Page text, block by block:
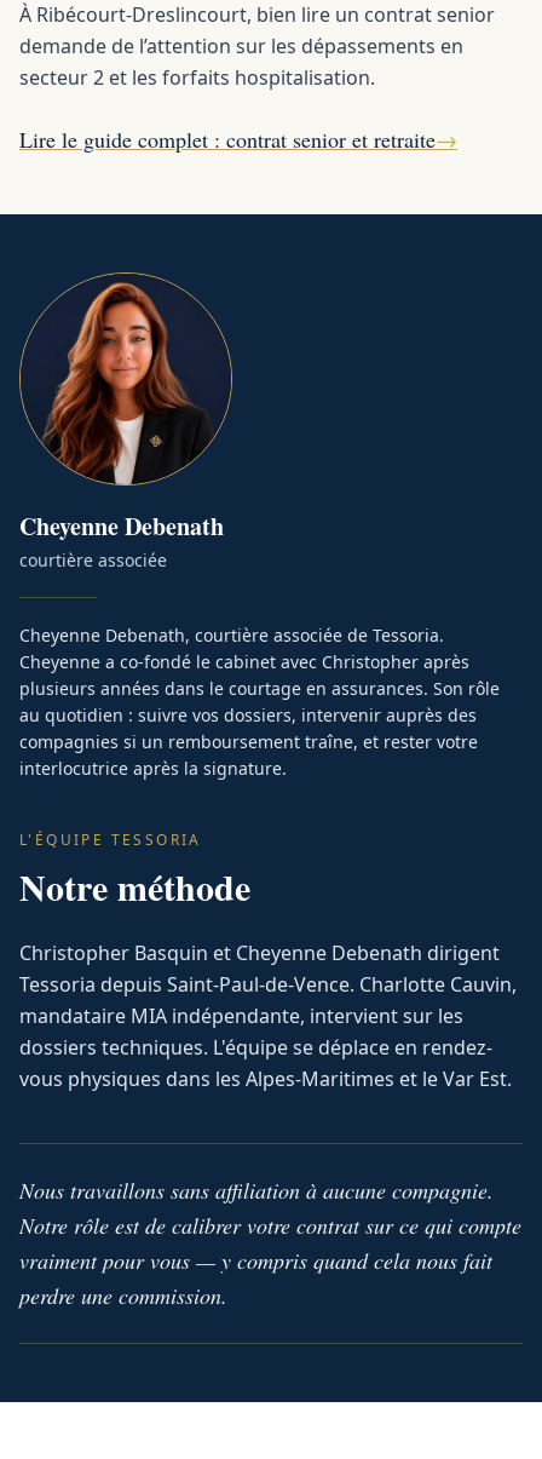
À Ribécourt-Dreslincourt, bien lire un contrat senior
demande de l’attention sur les dépassements en
secteur 2 et les forfaits hospitalisation.
Lire le guide complet : contrat senior et retraite→
CheyenneDebenath
courtière associée
Cheyenne Debenath, courtière associée de Tessoria.
Cheyenne a co-fondé le cabinet avec Christopher après
plusieurs années dans le courtage en assurances. Son rôle
au quotidien : suivre vos dossiers, intervenir auprès des
compagnies si un remboursement traîne, et rester votre
interlocutrice après la signature.
L'ÉQUIPE TESSORIA
Notre méthode
Christopher Basquin et Cheyenne Debenath dirigent
Tessoria depuis Saint-Paul-de-Vence. Charlotte Cauvin,
mandataire MIA indépendante, intervient sur les
dossiers techniques. L'équipe se déplace en rendez-
vous physiques dans les Alpes-Maritimes et le Var Est.
Nous travaillons sans affiliation à aucune compagnie.
Notre rôle est de calibrer votre contrat sur ce qui compte
vraiment pour vous — y compris quand cela nous fait
perdre une commission.